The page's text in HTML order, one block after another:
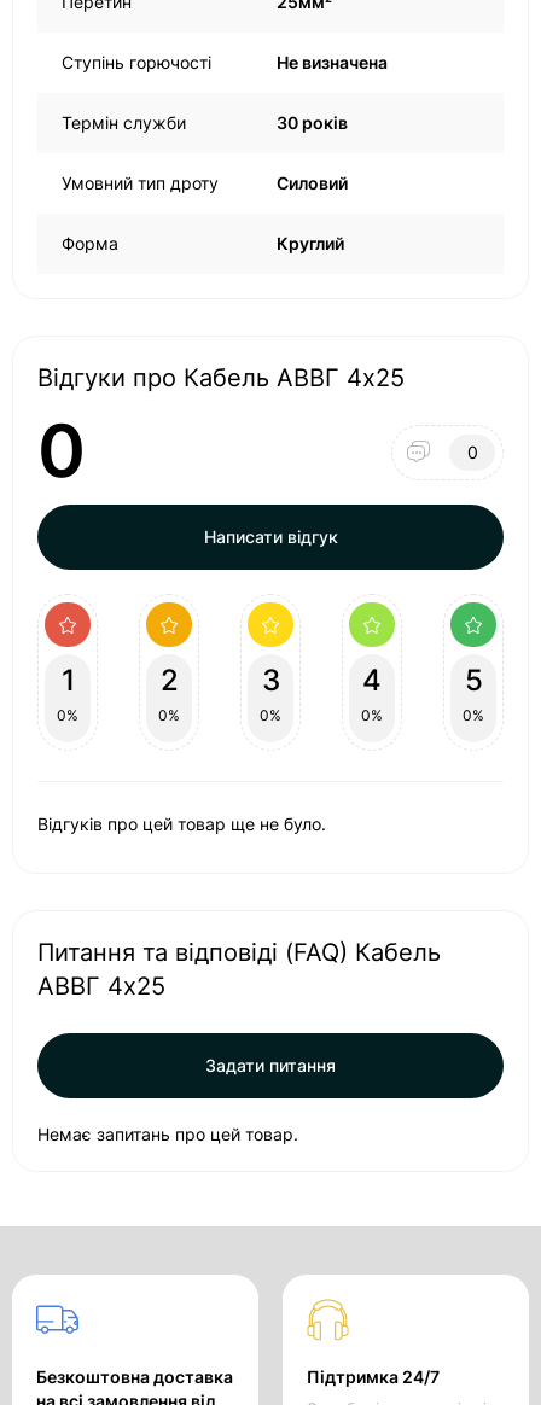
Ступінь горючості Не визначена
Термін служби 30 років
Умовний тип дроту Силовий
Форма Круглий
Відгуки про Кабель АВВГ 4х25
0 0
Написати відгук
1
0%
2
0%
3
0%
4
0%
5
0%
Відгуків про цей товар ще не було.
Питання та відповіді (FAQ) Кабель
АВВГ 4х25
Задати питання
Немає запитань про цей товар.
Безкоштовна доставка
на всі замовлення від
Підтримка 24/7